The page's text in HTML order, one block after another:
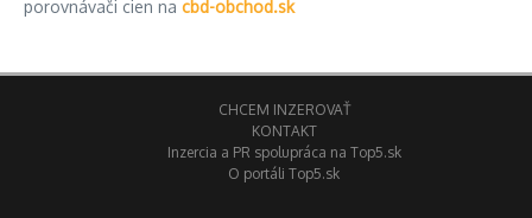
porovnávači cien na cbd-obchod.sk
CHCEM INZEROVAŤ
KONTAKT
Inzercia a PR spolupráca na Top5.sk
O portáli Top5.sk